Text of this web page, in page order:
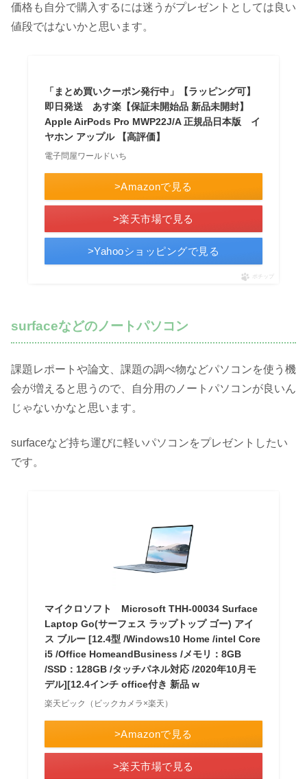
価格も自分で購入するには迷うがプレゼントとしては良い
値段ではないかと思います。
「まとめ買いクーポン発行中」【ラッピング可】
即日発送 あす楽【保証未開始品 新品未開封】
Apple AirPods Pro MWP22J/A 正規品日本版 イ
ヤホン アップル 【高評価】
電子問屋ワールドいち
>Amazonで見る
>楽天市場で見る
>Yahooショッピングで見る
ポチップ
surfaceなどのノートパソコン
課題レポートや論文、課題の調べ物などパソコンを使う機
会が増えると思うので、自分用のノートパソコンが良いん
じゃないかなと思います。
surfaceなど持ち運びに軽いパソコンをプレゼントしたい
です。
マイクロソフト Microsoft THH-00034 Surface
Laptop Go(サーフェス ラップトップ ゴー) アイ
ス ブルー [12.4型 /Windows10 Home /intel Core
i5 /Office HomeandBusiness /メモリ：8GB
/SSD：128GB /タッチパネル対応 /2020年10月モ
デル][12.4インチ office付き 新品 w
楽天ビック（ビックカメラ×楽天）
>Amazonで見る
>楽天市場で見る